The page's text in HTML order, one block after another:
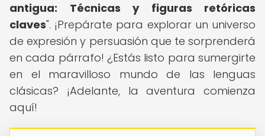
antigua: Técnicas y figuras retóricas
claves". ¡Prepárate para explorar un universo
de expresión y persuasión que te sorprenderá
en cada párrafo! ¿Estás listo para sumergirte
en el maravilloso mundo de las lenguas
clásicas? ¡Adelante, la aventura comienza
aquí!